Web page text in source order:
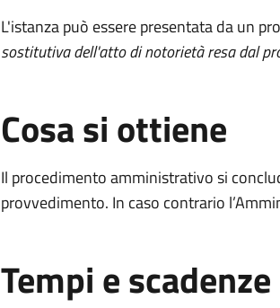
L'istanza può essere presentata da un
sostitutiva dell'atto di notorietà resa dal
Cosa si ottiene
Il procedimento amministrativo si
provvedimento. In caso contrario
Tempi e scadenze